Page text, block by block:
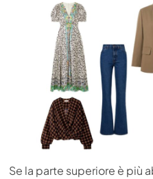
Se la parte superiore è più